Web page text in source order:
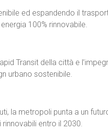
ed espandendo il
100% rinnovabile.
Transit della città e
urbano sostenibile.
la metropoli punta a un
entro il 2030.